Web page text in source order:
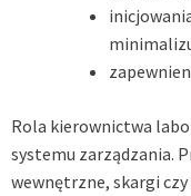
Rola kierownictwa
systemu zarządzania.
wewnętrzne, skargi